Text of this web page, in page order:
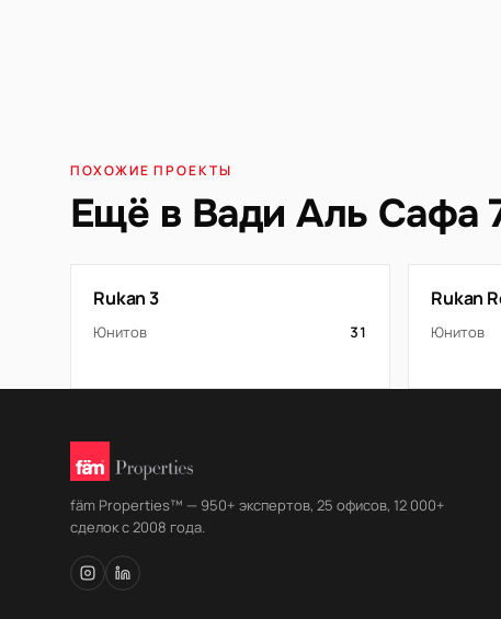
ПОХОЖИЕ ПРОЕКТЫ
Ещё в Вади Аль Сафа
Rukan 3
Юнитов 31
Rukan
Юнитов
fäm Properties™ — 950+ экспертов, 25 офисов, 12 000+
сделок с 2008 года.